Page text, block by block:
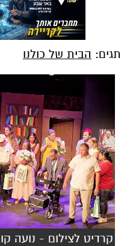
תגים: הבית של כולנו
קרדיט לצילום - נועה